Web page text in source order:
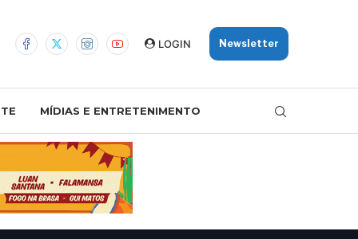
LOGIN Newsletter
MÍDIAS E ENTRETENIMENTO